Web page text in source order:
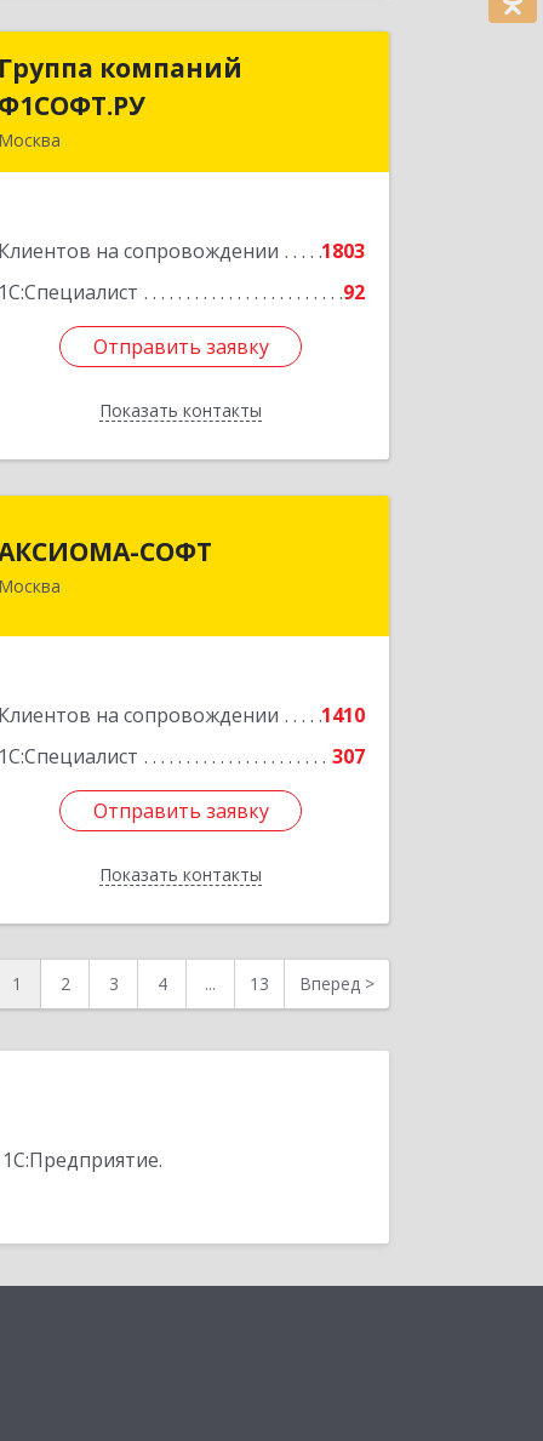
Группа компаний
Ф1СОФТ.РУ
Москва
Клиентов на сопровождении
1803
1С:Специалист
92
Отправить заявку
Показать контакты
Группа компаний
Подробнее
Отправить заявку
Назад
СОФТ
Москва
Клиентов на сопровождении
1410
1С:Специалист
307
Отправить заявку
Показать контакты
Отправить заявку
Назад
1 2 3 4 ... 13 Вперед >